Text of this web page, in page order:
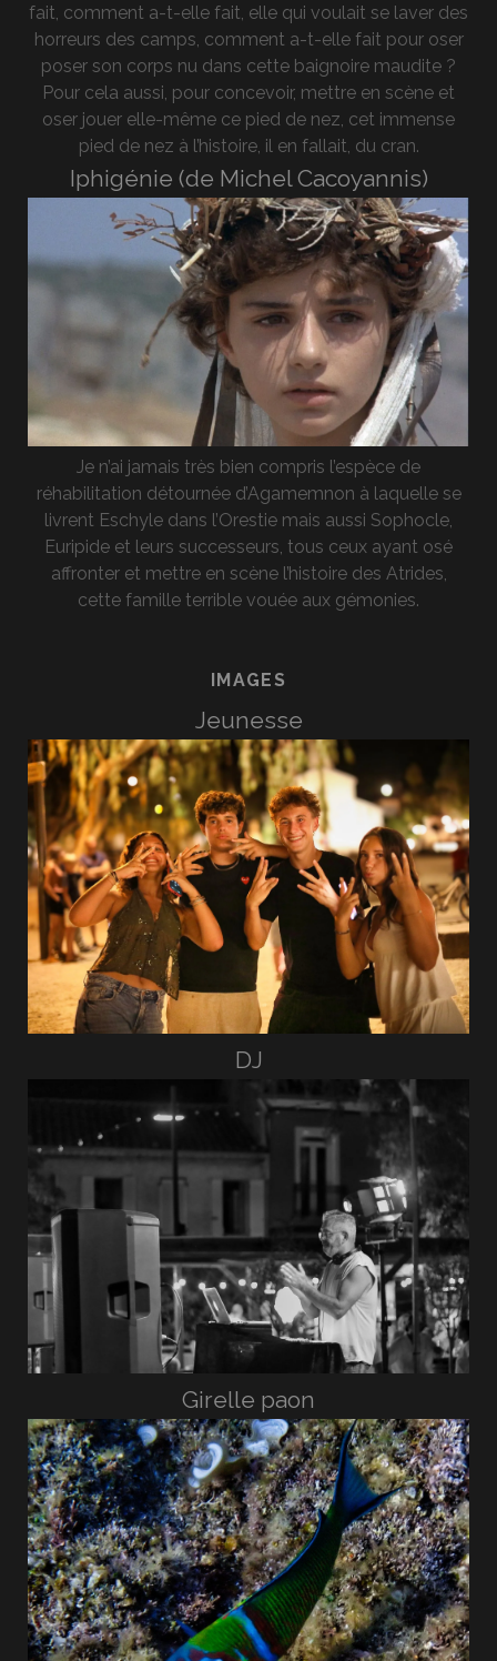
fait, comment a-t-elle fait, elle qui voulait se laver des
horreurs des camps, comment a-t-elle fait pour oser
poser son corps nu dans cette baignoire maudite ?
Pour cela aussi, pour concevoir, mettre en scène et
oser jouer elle-même ce pied de nez, cet immense
pied de nez à l’histoire, il en fallait, du cran.
Iphigénie (de Michel Cacoyannis)
Je n’ai jamais très bien compris l’espèce de
réhabilitation détournée d’Agamemnon à laquelle se
livrent Eschyle dans l’Orestie mais aussi Sophocle,
Euripide et leurs successeurs, tous ceux ayant osé
affronter et mettre en scène l’histoire des Atrides,
cette famille terrible vouée aux gémonies.
IMAGES
Jeunesse
DJ
Girelle paon